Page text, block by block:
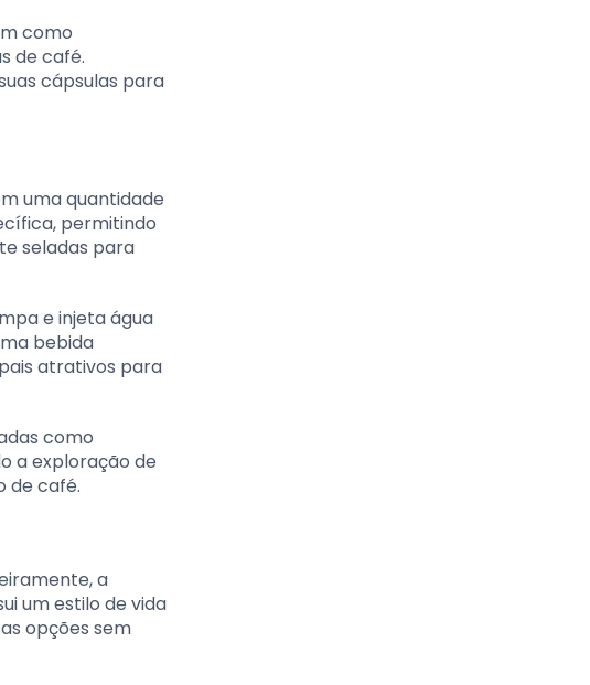
como
de café.
cápsulas para
uma quantidade
permitindo
seladas para
e injeta água
bebida
atrativos para
como
a exploração de
de café.
a
um estilo de vida
opções sem